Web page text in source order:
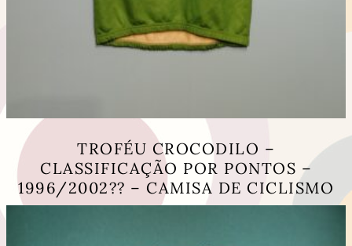
TROFÉU CROCODILO –
CLASSIFICAÇÃO POR PONTOS –
1996/2002?? – CAMISA DE CICLISMO